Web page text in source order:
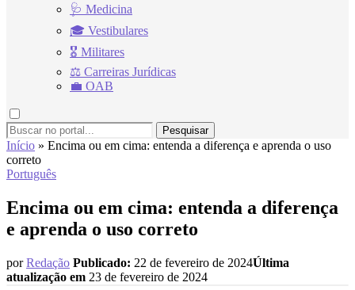
🩺 Medicina
🎓 Vestibulares
🎖 Militares
⚖ Carreiras Jurídicas
💼 OAB
Pesquisar
Início » Encima ou em cima: entenda a diferença e aprenda o uso
correto
Português
Encima ou em cima: entenda a diferença
e aprenda o uso correto
porRedação Publicado: 22 de fevereiro de 2024Última
atualização em 23 de fevereiro de 2024